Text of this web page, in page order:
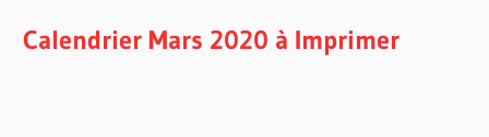
Calendrier Mars 2020 à Imprimer